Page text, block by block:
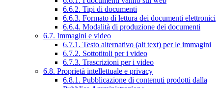
6.6.2. Tipi di documenti
6.6.3. Formato di lettura dei documenti elettronici
6.6.4. Modalità di produzione dei documenti
6.7. Immagini e video
6.7.1. Testo alternativo (alt text) per le immagini
6.7.2. Sottotitoli per i video
6.7.3. Trascrizioni per i video
6.8. Proprietà intellettuale e privacy
6.8.1. Pubblicazione di contenuti prodotti dalla